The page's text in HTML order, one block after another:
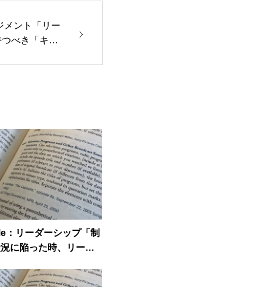
メント「リー
べき「キャ
：リーダーシップ「制
に陥った時、リーダ